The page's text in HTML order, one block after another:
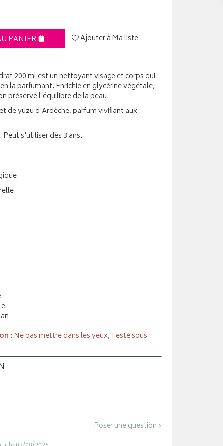
PANIER Ajouter à Ma liste
200 ml est un nettoyant visage et corps qui
la parfumant. Enrichie en glycérine végétale,
préserve l'équilibre de la peau.
de yuzu d'Ardèche, parfum vivifiant aux
s'utiliser dès 3 ans.
: Ne pas mettre dans les yeux, Testé sous
Poser une question ›